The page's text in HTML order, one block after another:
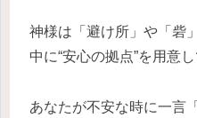
神様は「避け所」や「砦
中に“安心の拠点”を用意
あなたが不安な時に一言